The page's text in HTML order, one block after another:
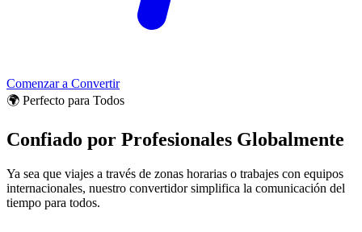
Comenzar a Convertir
🌍 Perfecto para Todos
Confiado por Profesionales Globalmente
Ya sea que viajes a través de zonas horarias o trabajes con equipos
internacionales, nuestro convertidor simplifica la comunicación del
tiempo para todos.